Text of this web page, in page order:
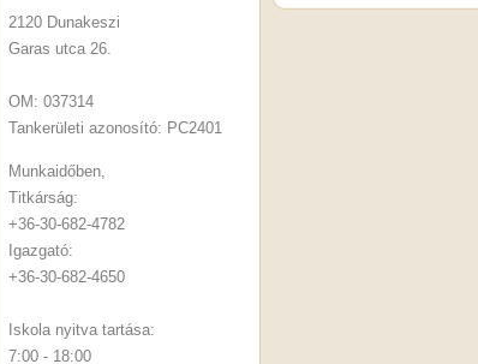
2120 Dunakeszi
Garas utca 26.
OM: 037314
Tankerületi azonosító: PC2401
Munkaidőben,
Titkárság:
+36-30-682-4782
Igazgató:
+36-30-682-4650
Iskola nyitva tartása:
7:00 - 18:00